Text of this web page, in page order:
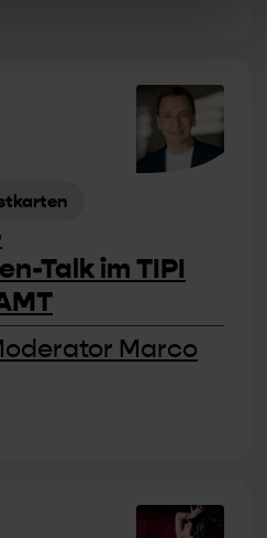
Talk im TIPI
Marco